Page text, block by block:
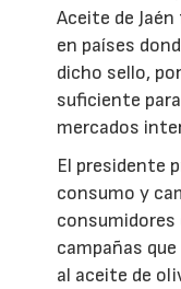
Aceite de
en países
dicho sello,
suficiente
mercados
El presidente
consumo y
campañas
al aceite de